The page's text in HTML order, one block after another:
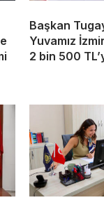
Başkan
Yuvamız
2 bin 500